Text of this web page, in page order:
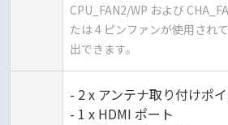
CPU_FAN2/WP および
たは 4 ピンファンが使用され
出できます。
- 2 x アンテナ取り付けポ
- 1 x HDMI ポート